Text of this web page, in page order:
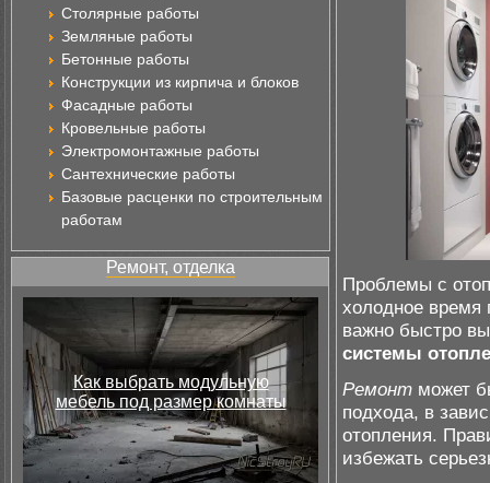
Столярные работы
Земляные работы
Бетонные работы
Конструкции из кирпича и блоков
Фасадные работы
Кровельные работы
Электромонтажные работы
Сантехнические работы
Базовые расценки по строительным
работам
Ремонт, отделка
Как выбрать модульную
мебель под размер комнаты
Проблемы с
холодное время
важно быстро
системы
Ремонт может
подхода, в
отопления.
избежать